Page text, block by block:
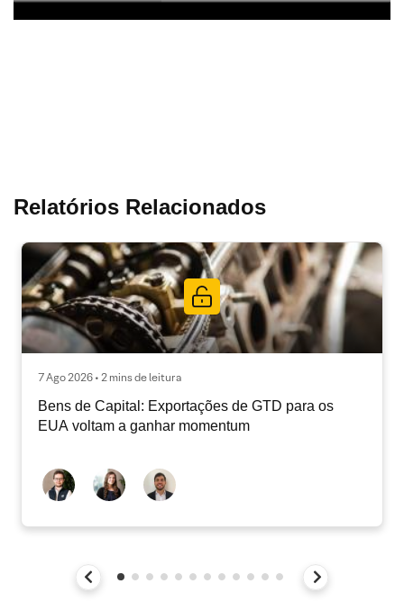
Relatórios Relacionados
7 Ago 2026 • 2 mins de leitura
Bens de Capital: Exportações de GTD para os
EUA voltam a ganhar momentum